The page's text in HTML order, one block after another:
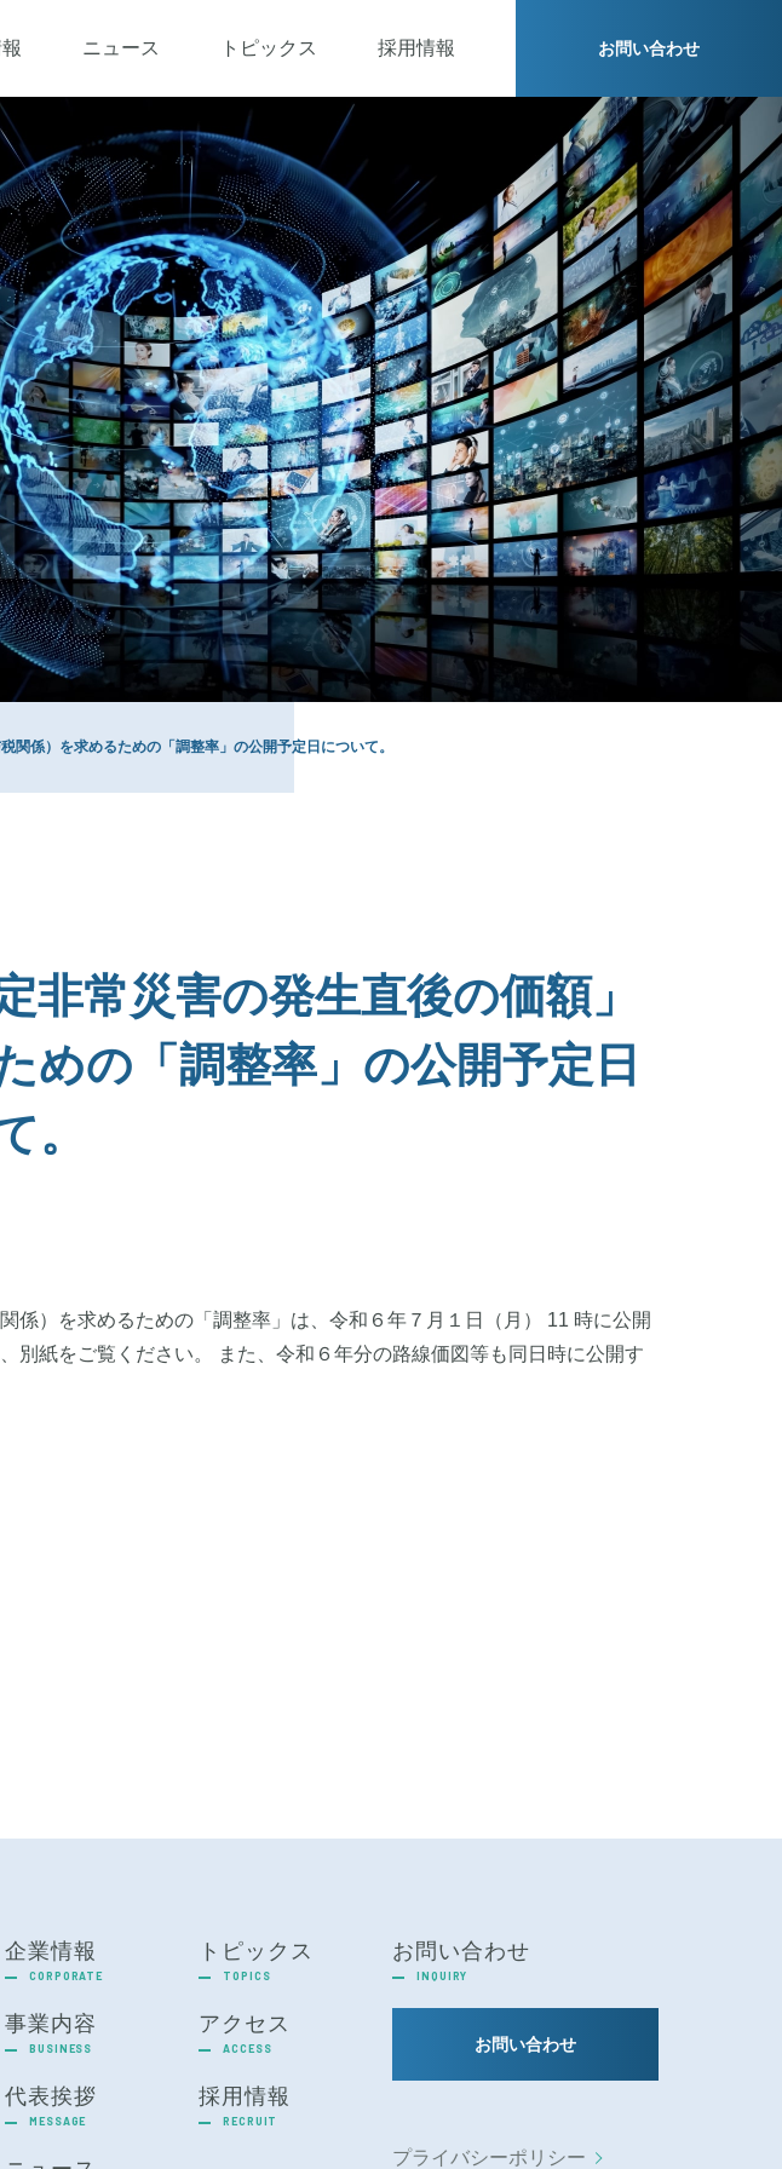
ニュース トピックス 採用情報 お問い合わせ
ックス
TOPICS
セス
情報
せ
係）を求めるための「調整率」の公開予定日について。
非常災害の発生直後の価額」
めの「調整率」の公開予定日
。
）を求めるための「調整率」は、令和６年７月１日（月） 11 時に公開
別紙をご覧ください。 また、令和６年分の路線価図等も同日時に公開す
企業情報
CORPORATE
トピックス
TOPICS
事業内容
BUSINESS
アクセス
ACCESS
代表挨拶
MESSAGE
採用情報
RECRUIT
お問い合わせ
INQUIRY
お問い合わせ
プライバシーポリシー